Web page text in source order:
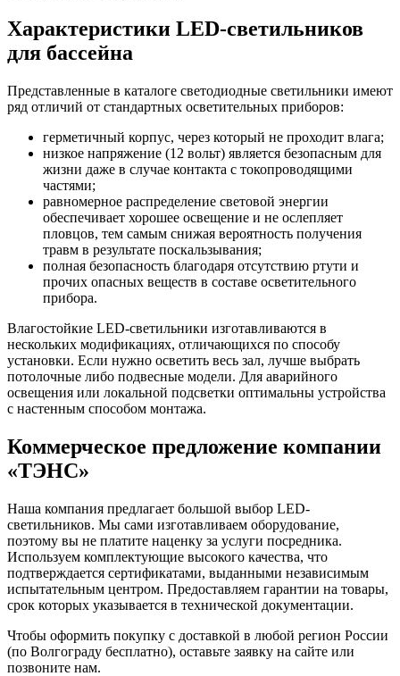
Характеристики LED-светильников
для бассейна
Представленные в каталоге светодиодные светильники имеют
ряд отличий от стандартных осветительных приборов:
герметичный корпус, через который не проходит влага;
низкое напряжение (12 вольт) является безопасным для
жизни даже в случае контакта с токопроводящими
частями;
равномерное распределение световой энергии
обеспечивает хорошее освещение и не ослепляет
пловцов, тем самым снижая вероятность получения
травм в результате поскальзывания;
полная безопасность благодаря отсутствию ртути и
прочих опасных веществ в составе осветительного
прибора.
Влагостойкие LED-светильники изготавливаются в
нескольких модификациях, отличающихся по способу
установки. Если нужно осветить весь зал, лучше выбрать
потолочные либо подвесные модели. Для аварийного
освещения или локальной подсветки оптимальны устройства
с настенным способом монтажа.
Коммерческое предложение компании
«ТЭНС»
Наша компания предлагает большой выбор LED-
светильников. Мы сами изготавливаем оборудование,
поэтому вы не платите наценку за услуги посредника.
Используем комплектующие высокого качества, что
подтверждается сертификатами, выданными независимым
испытательным центром. Предоставляем гарантии на товары,
срок которых указывается в технической документации.
Чтобы оформить покупку с доставкой в любой регион России
(по Волгограду бесплатно), оставьте заявку на сайте или
позвоните нам.